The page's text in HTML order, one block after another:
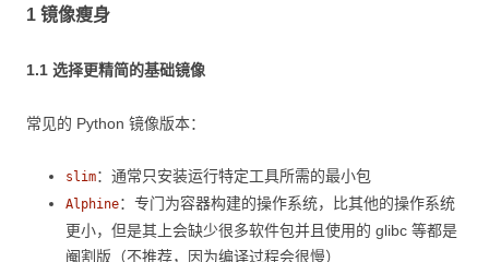
1 镜像瘦身
1.1 选择更精简的基础镜像
常见的 Python 镜像版本：
slim：通常只安装运行特定工具所需的最小包
Alphine：专门为容器构建的操作系统，比其他的操作系统
更小，但是其上会缺少很多软件包并且使用的 glibc 等都是
阉割版（不推荐，因为编译过程会很慢）